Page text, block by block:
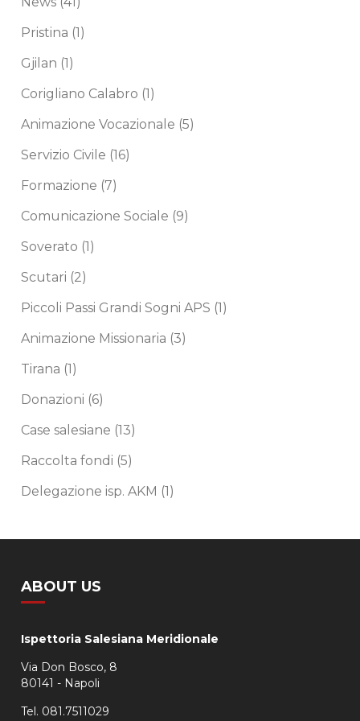
Pristina (1)
Gjilan (1)
Corigliano Calabro (1)
Animazione Vocazionale (5)
Servizio Civile (16)
Formazione (7)
Comunicazione Sociale (9)
Soverato (1)
Scutari (2)
Piccoli Passi Grandi Sogni APS (1)
Animazione Missionaria (3)
Tirana (1)
Donazioni (6)
Case salesiane (13)
Raccolta fondi (5)
Delegazione isp. AKM (1)
ABOUT US
Ispettoria Salesiana Meridionale
Via Don Bosco, 8
80141 - Napoli
Tel. 081.7511029